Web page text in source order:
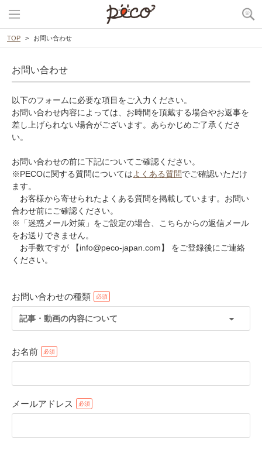
TOP お問い合わせ
お問い合わせ
以下のフォームに必要な項目をご入力ください。
お問い合わせ内容によっては、お時間を頂戴する場合やお返事を
差し上げられない場合がございます。あらかじめご了承くださ
い。
お問い合わせの前に下記についてご確認ください。
※PECOに関する質問についてはよくある質問でご確認いただけ
ます。
お客様から寄せられたよくある質問を掲載しています。お問い
合わせ前にご確認ください。
※「迷惑メール対策」をご設定の場合、こちらからの返信メール
をお送りできません。
お手数ですが 【info@peco-japan.com】 をご登録後にご連絡
ください。
お問い合わせの種類
記事・動画の内容について
お名前
メールアドレス